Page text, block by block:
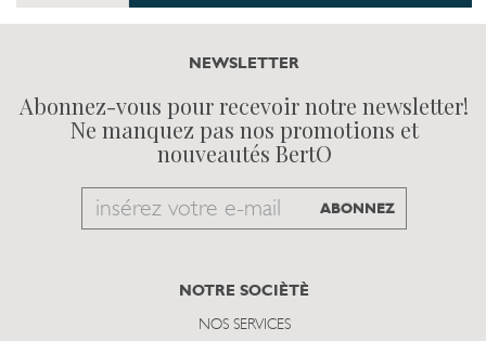
NEWSLETTER
Abonnez-vous pour recevoir notre newsletter!
Ne manquez pas nos promotions et
nouveautés BertO
Email
subscribe
ABONNEZ
NOTRE SOCIÈTÈ
NOS SERVICES